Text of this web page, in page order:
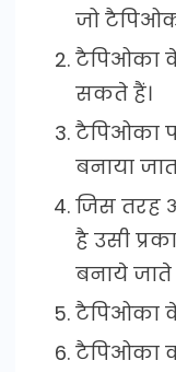
जो
टैपिओका
सकते हैं।
टैपिओका
बनाया
जिस तरह
है उसी
बनाये जाते
टैपिओका
टैपिओका